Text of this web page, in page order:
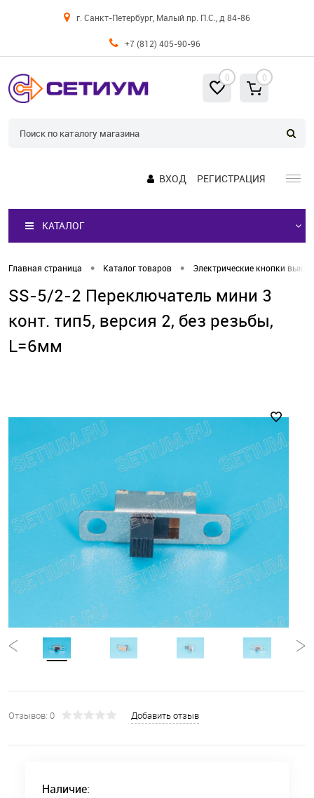
г. Санкт-Петербург, Малый пр. П.С., д 84-86
+7 (812) 405-90-96
0 0
ВХОД РЕГИСТРАЦИЯ
КАТАЛОГ
Главная страница • Каталог товаров • Электрические кнопки
SS-5/2-2 Переключатель мини 3
конт. тип5, версия 2, без резьбы,
L=6мм
Отзывов: 0 Добавить отзыв
Наличие: